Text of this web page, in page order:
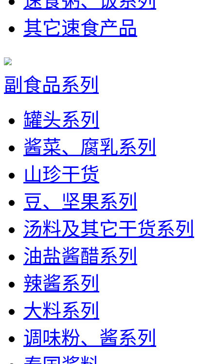
其它速食产品
副食品系列
罐头系列
酱菜、腐乳系列
山珍干货
豆、坚果系列
汤料及其它干货系列
油盐酱醋系列
辣酱系列
大料系列
调味粉、酱系列